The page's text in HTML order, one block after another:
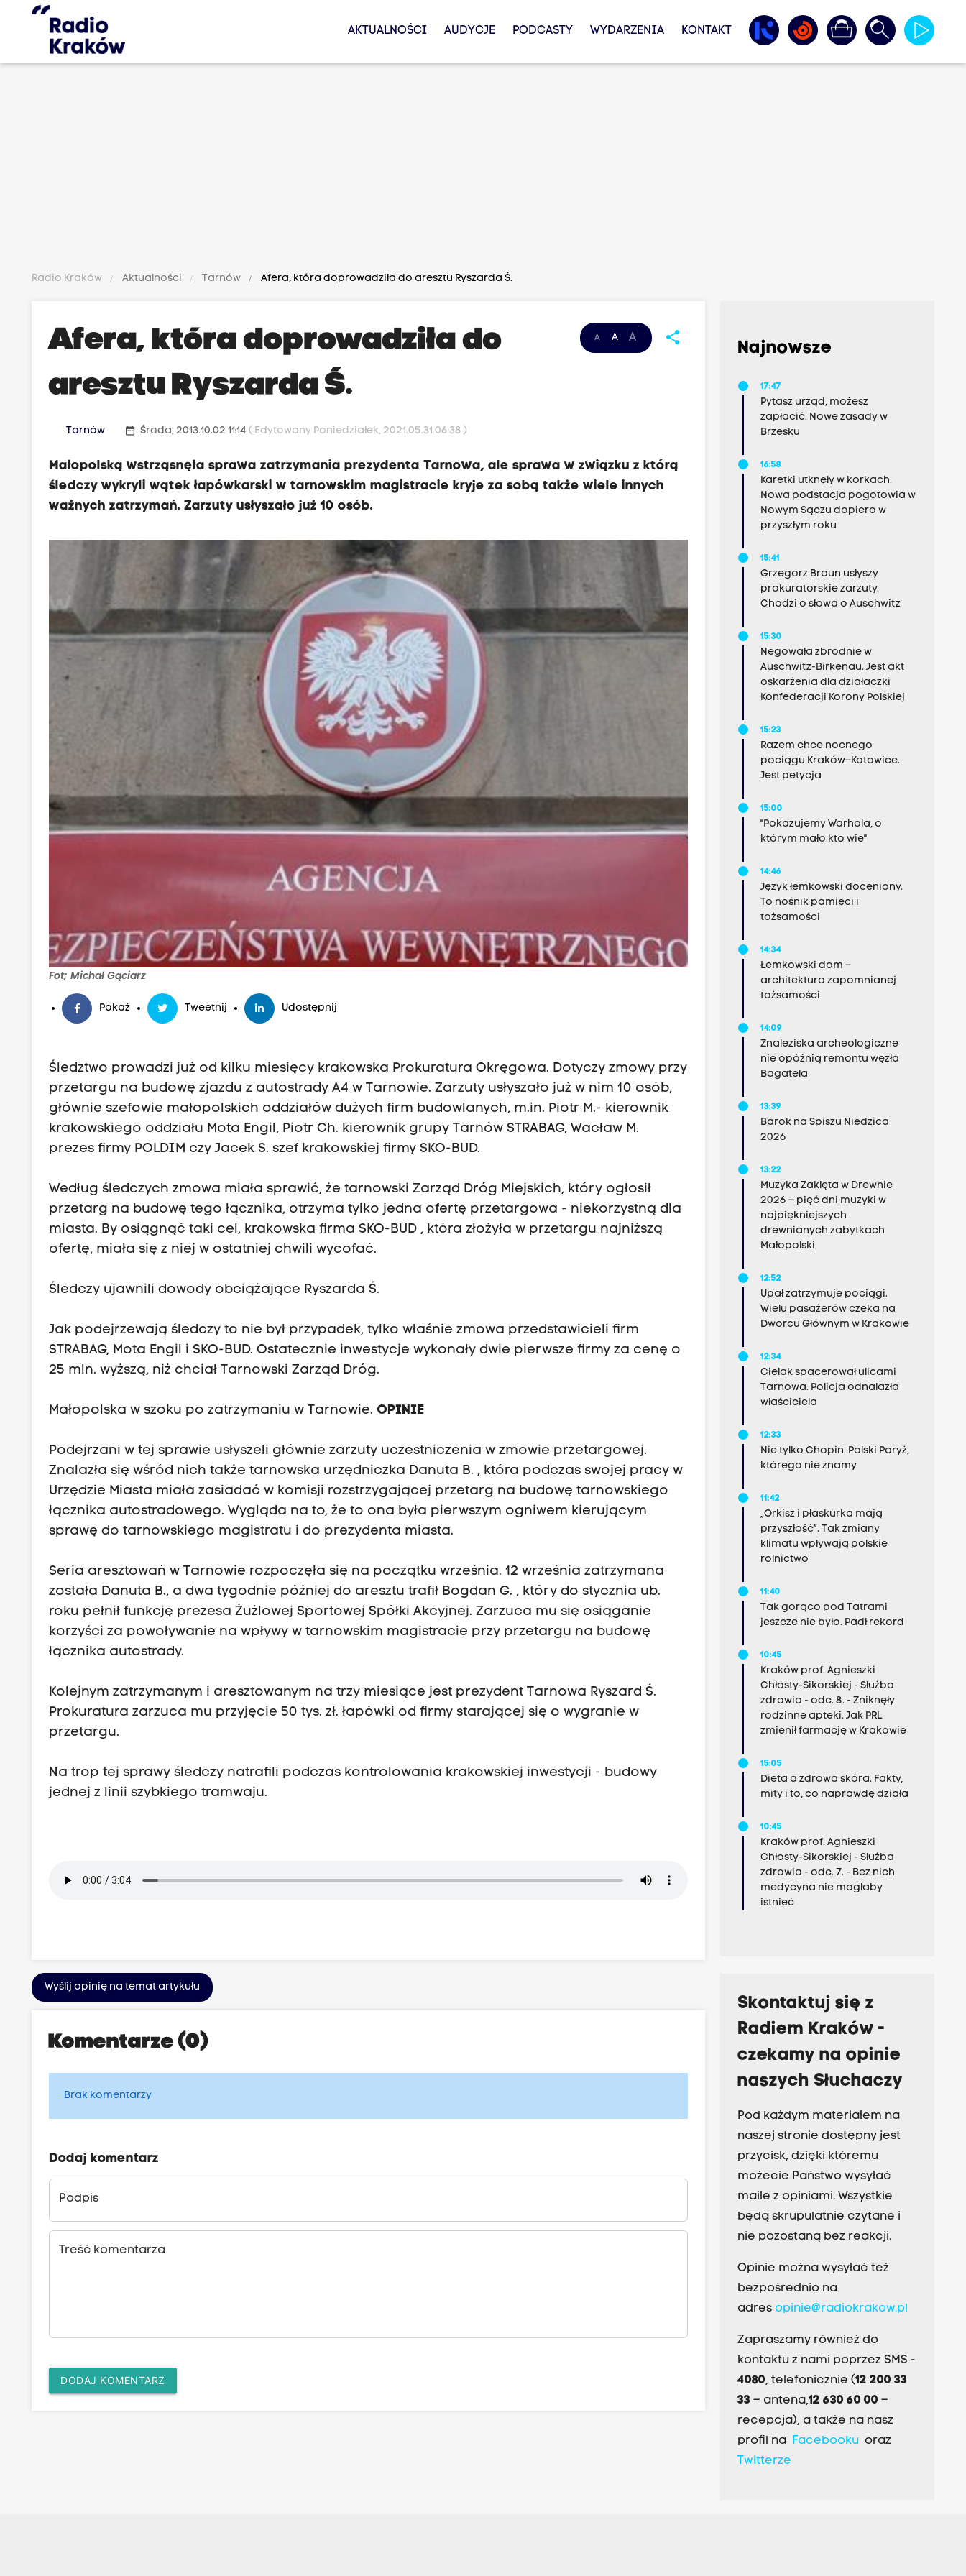
AKTUALNOŚCI AUDYCJE PODCASTY WYDARZENIA KONTAKT
Radio Kraków Aktualności Tarnów Afera, która doprowadziła do aresztu Ryszarda Ś.
A A A share
Afera, która doprowadziła do
aresztu Ryszarda Ś.
Tarnów date_range Środa, 2013.10.02 11:14( Edytowany Poniedziałek, 2021.05.31 06:38 )
Małopolską wstrząsnęła sprawa zatrzymania prezydenta Tarnowa, ale sprawa w związku z którą
śledczy wykryli wątek łapówkarski w tarnowskim magistracie kryje za sobą także wiele innych
ważnych zatrzymań. Zarzuty usłyszało już 10 osób.
Fot; Michał Gąciarz
Pokaż Tweetnij Udostępnij
Śledztwo prowadzi już od kilku miesięcy krakowska Prokuratura Okręgowa. Dotyczy zmowy przy
przetargu na budowę zjazdu z autostrady A4 w Tarnowie. Zarzuty usłyszało już w nim 10 osób,
głównie szefowie małopolskich oddziałów dużych firm budowlanych, m.in. Piotr M.- kierownik
krakowskiego oddziału Mota Engil, Piotr Ch. kierownik grupy Tarnów STRABAG, Wacław M.
prezes firmy POLDIM czy Jacek S. szef krakowskiej firmy SKO-BUD.
Według śledczych zmowa miała sprawić, że tarnowski Zarząd Dróg Miejskich, który ogłosił
przetarg na budowę tego łącznika, otrzyma tylko jedna ofertę przetargowa - niekorzystną dla
miasta. By osiągnąć taki cel, krakowska firma SKO-BUD , która złożyła w przetargu najniższą
ofertę, miała się z niej w ostatniej chwili wycofać.
Śledczy ujawnili dowody obciążające Ryszarda Ś.
Jak podejrzewają śledczy to nie był przypadek, tylko właśnie zmowa przedstawicieli firm
STRABAG, Mota Engil i SKO-BUD. Ostatecznie inwestycje wykonały dwie pierwsze firmy za cenę o
25 mln. wyższą, niż chciał Tarnowski Zarząd Dróg.
Małopolska w szoku po zatrzymaniu w Tarnowie. OPINIE
Podejrzani w tej sprawie usłyszeli głównie zarzuty uczestniczenia w zmowie przetargowej.
Znalazła się wśród nich także tarnowska urzędniczka Danuta B. , która podczas swojej pracy w
Urzędzie Miasta miała zasiadać w komisji rozstrzygającej przetarg na budowę tarnowskiego
łącznika autostradowego. Wygląda na to, że to ona była pierwszym ogniwem kierującym
sprawę do tarnowskiego magistratu i do prezydenta miasta.
Seria aresztowań w Tarnowie rozpoczęła się na początku września. 12 września zatrzymana
została Danuta B., a dwa tygodnie później do aresztu trafił Bogdan G. , który do stycznia ub.
roku pełnił funkcję prezesa Żużlowej Sportowej Spółki Akcyjnej. Zarzuca mu się osiąganie
korzyści za powoływanie na wpływy w tarnowskim magistracie przy przetargu na budowę
łącznika autostrady.
Kolejnym zatrzymanym i aresztowanym na trzy miesiące jest prezydent Tarnowa Ryszard Ś.
Prokuratura zarzuca mu przyjęcie 50 tys. zł. łapówki od firmy starającej się o wygranie w
przetargu.
Na trop tej sprawy śledczy natrafili podczas kontrolowania krakowskiej inwestycji - budowy
jednej z linii szybkiego tramwaju.
Wyślij opinię na temat artykułu
Komentarze (0)
Brak komentarzy
Dodaj komentarz
Podpis
Treść komentarza
DODAJ KOMENTARZ
Najnowsze
17:47
Pytasz urząd, możesz
zapłacić. Nowe zasady w
Brzesku
16:58
Karetki utknęły w korkach.
Nowa podstacja pogotowia w
Nowym Sączu dopiero w
przyszłym roku
15:41
Grzegorz Braun usłyszy
prokuratorskie zarzuty.
Chodzi o słowa o Auschwitz
15:30
Negowała zbrodnie w
Auschwitz-Birkenau. Jest akt
oskarżenia dla działaczki
Konfederacji Korony Polskiej
15:23
Razem chce nocnego
pociągu Kraków–Katowice.
Jest petycja
15:00
"Pokazujemy Warhola, o
którym mało kto wie"
14:46
Język łemkowski doceniony.
To nośnik pamięci i
tożsamości
14:34
Łemkowski dom –
architektura zapomnianej
tożsamości
14:09
Znaleziska archeologiczne
nie opóźnią remontu węzła
Bagatela
13:39
Barok na Spiszu Niedzica
2026
13:22
Muzyka Zaklęta w Drewnie
2026 – pięć dni muzyki w
najpiękniejszych
drewnianych zabytkach
Małopolski
12:52
Upał zatrzymuje pociągi.
Wielu pasażerów czeka na
Dworcu Głównym w Krakowie
12:34
Cielak spacerował ulicami
Tarnowa. Policja odnalazła
właściciela
12:33
Nie tylko Chopin. Polski Paryż,
którego nie znamy
11:42
„Orkisz i płaskurka mają
przyszłość”. Tak zmiany
klimatu wpływają polskie
rolnictwo
11:40
Tak gorąco pod Tatrami
jeszcze nie było. Padł rekord
10:45
Kraków prof. Agnieszki
Chłosty-Sikorskiej - Służba
zdrowia - odc. 8. - Zniknęły
rodzinne apteki. Jak PRL
zmienił farmację w Krakowie
15:05
Dieta a zdrowa skóra. Fakty,
mity i to, co naprawdę działa
10:45
Kraków prof. Agnieszki
Chłosty-Sikorskiej - Służba
zdrowia - odc. 7. - Bez nich
medycyna nie mogłaby
istnieć
Skontaktuj się z
Radiem Kraków -
czekamy na opinie
naszych Słuchaczy
Pod każdym materiałem na
naszej stronie dostępny jest
przycisk, dzięki któremu
możecie Państwo wysyłać
maile z opiniami. Wszystkie
będą skrupulatnie czytane i
nie pozostaną bez reakcji.
Opinie można wysyłać też
bezpośrednio na
adres opinie@radiokrakow.pl
Zapraszamy również do
kontaktu z nami poprzez SMS -
4080, telefonicznie (12 200 33
33– antena,12 630 60 00 –
recepcja), a także na nasz
profil na Facebookuoraz
Twitterze